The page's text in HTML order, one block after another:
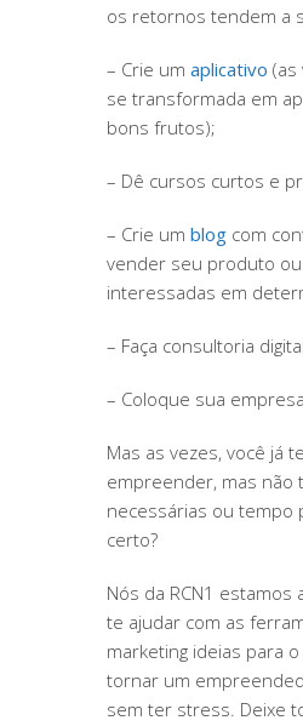
os retornos tendem a
– Crie um aplicativo (as
se transformada em
bons frutos);
– Dê cursos curtos e
– Crie um blogcom
vender seu produto
interessadas em
– Faça consultoria
– Coloque sua
Mas as vezes, você já
empreender, mas não
necessárias ou tempo
certo?
Nós da RCN1 estamos
te ajudar com as
marketing ideias para
tornar um
sem ter stress. Deixe